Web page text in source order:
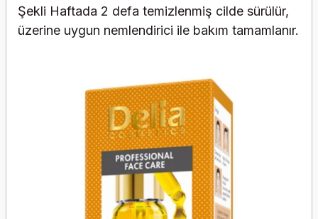
Şekli Haftada 2 defa temizlenmiş cilde sürülür,
üzerine uygun nemlendirici ile bakım tamamlanır.